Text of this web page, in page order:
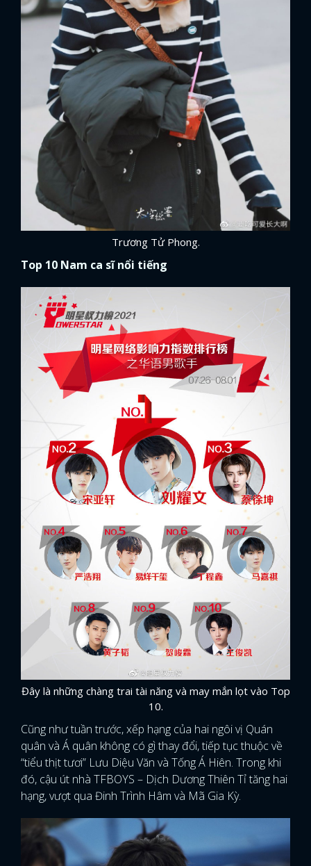
FACEBOOK GOOGLE
Trương Tử Phong.
Top 10 Nam ca sĩ nổi tiếng
Đây là những chàng trai tài năng và may mắn lọt vào Top
10.
Cũng như tuần trước, xếp hạng của hai ngôi vị Quán
quân và Á quân không có gì thay đổi, tiếp tục thuộc về
“tiểu thịt tươi” Lưu Diệu Văn và Tống Á Hiên. Trong khi
đó, cậu út nhà TFBOYS – Dịch Dương Thiên Tỉ tăng hai
hạng, vượt qua Đinh Trình Hâm và Mã Gia Kỳ.